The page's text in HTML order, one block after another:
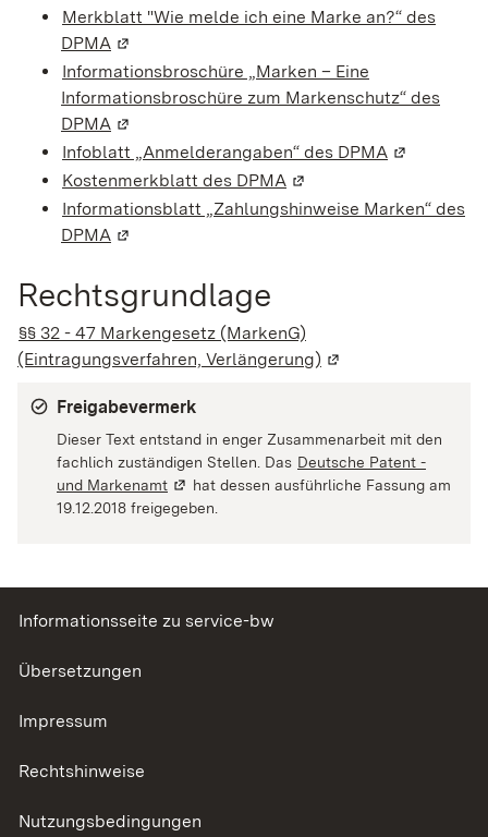
Merkblatt "Wie melde ich eine Marke an?“ des
DPMA (Wird in einem neuen Fenster geöffnet)
Informationsbroschüre „Marken – Eine
Informationsbroschüre zum Markenschutz“ des
DPMA (Wird in einem neuen Fenster geöffnet)
Infoblatt „Anmelderangaben“ des DPMA (Wird in
Kostenmerkblatt des DPMA (Wird in einem neuen
Informationsblatt „Zahlungshinweise Marken“ des
DPMA (Wird in einem neuen Fenster geöffnet)
Rechtsgrundlage
§§ 32 - 47 Markengesetz (MarkenG)
(Eintragungsverfahren, Verlängerung) (Wird in einem
Freigabevermerk
Dieser Text entstand in enger Zusammenarbeit mit den
fachlich zuständigen Stellen. Das Deutsche Patent -
und Markenamt (Wird in einem neuen Fenster geöffnet)
hat dessen ausführliche Fassung am
19.12.2018 freigegeben.
Informationsseite zu service-bw
Übersetzungen
Impressum
Rechtshinweise
Nutzungsbedingungen